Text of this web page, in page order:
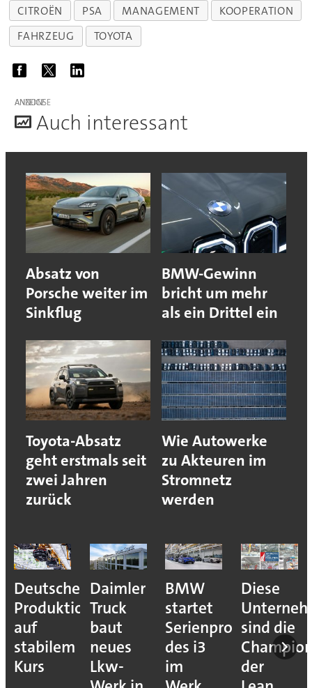
CITROËN PSA MANAGEMENT
KOOPERATION
FAHRZEUG
TOYOTA
ANZEIGE
Auch interessant
Absatz von
Porsche weiter im
Sinkflug
BMW-Gewinn
bricht um mehr
als ein Drittel ein
Toyota-Absatz
geht erstmals seit
zwei Jahren
zurück
Wie Autowerke
zu Akteuren im
Stromnetz
werden
Deutsche
Produktion
auf
stabilem
Kurs
Daimler
Truck
baut
neues
Lkw-
BMW
startet
Serienproduktion
des i3
im
Diese
sind die
der